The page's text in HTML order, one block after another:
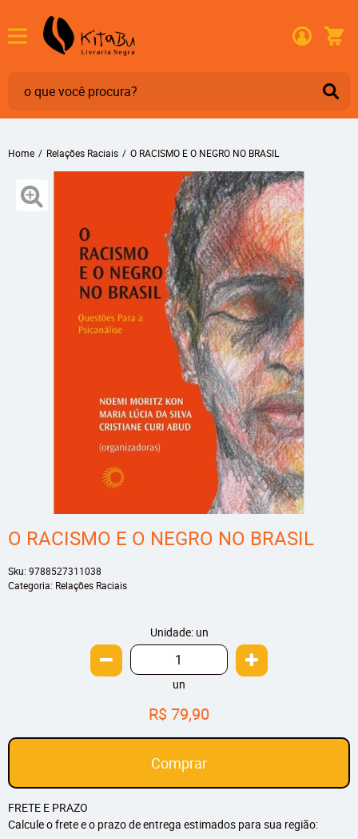
Home Relações Raciais O RACISMO E O NEGRO NO BRASIL
O RACISMO E O NEGRO NO BRASIL
Sku: 9788527311038
Categoria: Relações Raciais
Unidade: un
un
R$ 79,90
Comprar
FRETE E PRAZO
Calcule o frete e o prazo de entrega estimados para sua região: